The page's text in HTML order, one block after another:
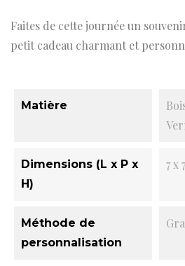
Faites de cette journée un
petit cadeau charmant et
Matière
Dimensions (L x P x
H)
7 x
Méthode de
personnalisation